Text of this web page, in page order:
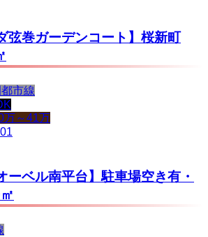
弦巻ガーデンコート】桜新町
市線
万～41万
ーベル南平台】駐車場空き有・